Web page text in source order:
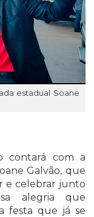
estadual Soane
contará com a
Galvão, que
e celebrar junto
alegria que
festa que já se